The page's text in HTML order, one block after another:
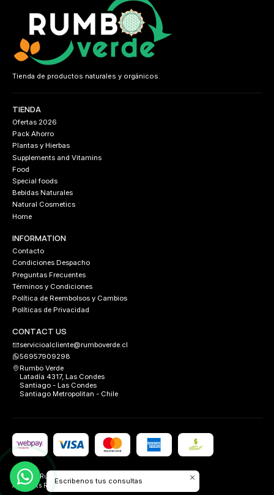
Tienda de productos naturales y orgánicos.
TIENDA
Ofertas 2026
Pack Ahorro
Plantas y Hierbas
Supplements and Vitamins
Food
Special foods
Bebidas Naturales
Natural Cosmetics
Home
INFORMATION
Contacto
Condiciones Despacho
Preguntas Frecuentes
Términos y Condiciones
Política de Reembolsos y Cambios
Políticas de Privacidad
CONTACT US
servicioalcliente@rumboverde.cl
56957909298
Rumbo Verde
Latadía 4317, Las Condes
Santiago - Las Condes
Santiago Metropolitan - Chile
2026 Rumbo Verde.
All Rights Reserved.Desarrollado porFIXLABS
Escribenos tus consultas